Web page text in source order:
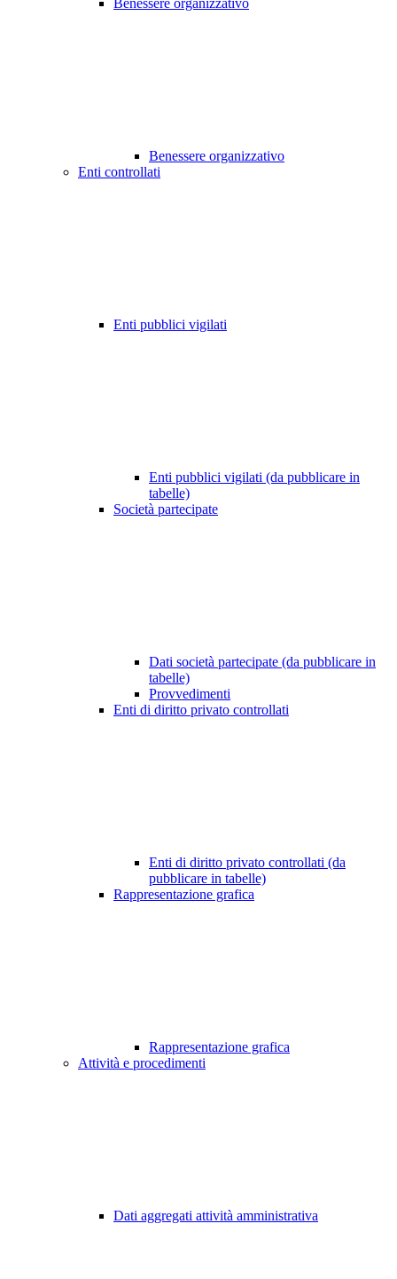
Benessere organizzativo
Benessere organizzativo
Enti controllati
Enti pubblici vigilati
Enti pubblici vigilati (da pubblicare in
tabelle)
Società partecipate
Dati società partecipate (da pubblicare in
tabelle)
Provvedimenti
Enti di diritto privato controllati
Enti di diritto privato controllati (da
pubblicare in tabelle)
Rappresentazione grafica
Rappresentazione grafica
Attività e procedimenti
Dati aggregati attività amministrativa